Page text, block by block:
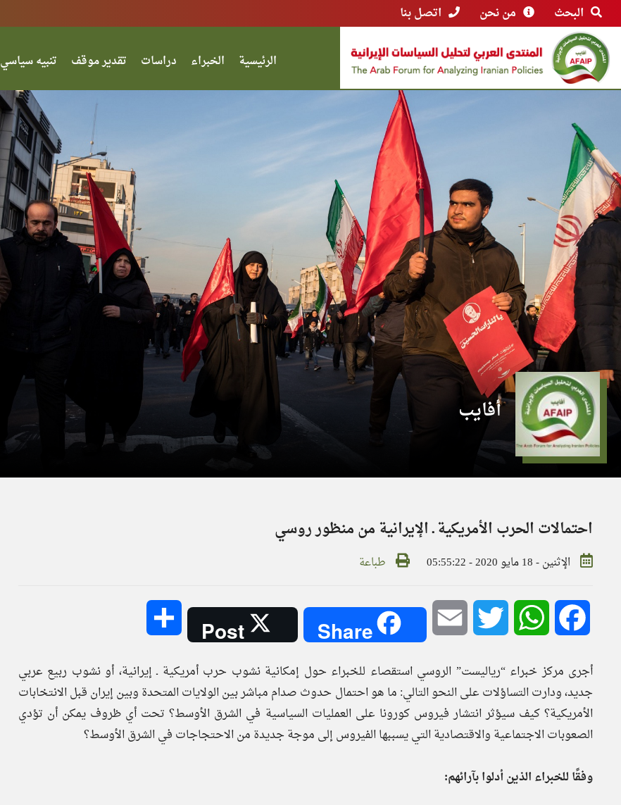
البحث من نحن اتصل بنا
الرئيسية الخبراء دراسات تقدير موقف تنبيه سياسي
أفايب
احتمالات الحرب الأمريكية ـ الإيرانية من منظور روسي
الإثنين - 18 مايو 2020 - 05:55:22 طباعة
Facebook
WhatsApp
Twitter
Email
Share
Post
أجرى مركز خبراء “رياليست” الروسي استقصاء للخبراء حول إمكانية نشوب حرب أمريكية ـ إيرانية، أو نشوب ربيع عربي
جديد، ودارت التساؤلات على النحو التالي: ما هو احتمال حدوث صدام مباشر بين الولايات المتحدة وبين إيران قبل الانتخابات
الأمريكية؟ كيف سيؤثر انتشار فيروس كورونا على العمليات السياسية في الشرق الأوسط؟ تحت أي ظروف يمكن أن تؤدي
الصعوبات الاجتماعية والاقتصادية التي يسببها الفيروس إلى موجة جديدة من الاحتجاجات في الشرق الأوسط؟
وفقًا للخبراء الذين أدلوا بآرائهم: